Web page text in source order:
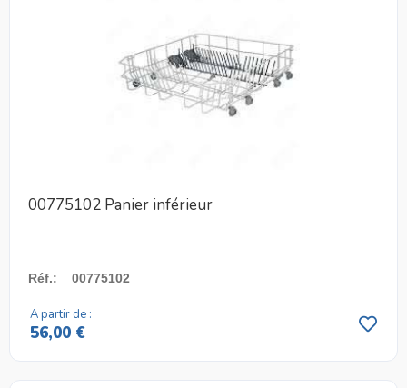
00775102 Panier inférieur
Réf.: 00775102
A partir de :
56,00 €